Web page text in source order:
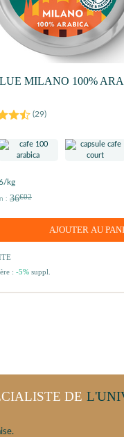
MILANO 100%
(29)
/kg
: 36€02
AJOUTER AU
: -5% suppl.
DE